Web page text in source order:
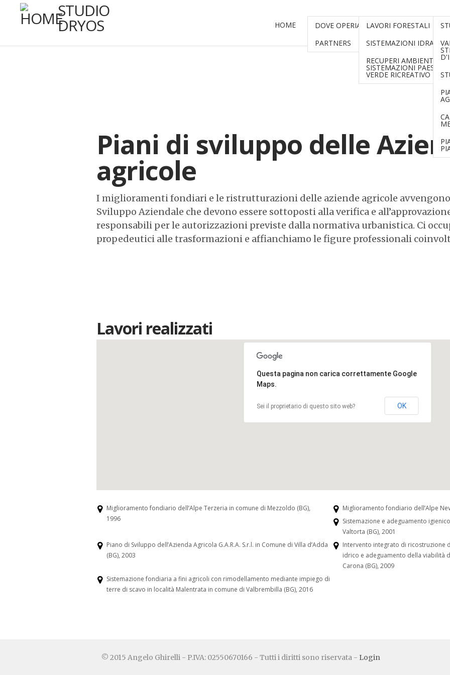
STUDIO
DRYOS HOME CHI SIAMO
DOVE OPERIAMO
PARTNERS
PROGETTAZIONE
LAVORI FORESTALI
SISTEMAZIONI
RECUPERI AMBIENTALI,
SISTEMAZIONI
VERDE RICREATIVO
Piani di sviluppo delle
agricole
I miglioramenti fondiari e le ristrutturazioni delle aziende agricole
Sviluppo Aziendale che devono essere sottoposti alla verifica e
responsabili per le autorizzazioni previste dalla normativa urbanistica. Ci
propedeutici alle trasformazioni e affianchiamo le figure professionali
Lavori realizzati
Questa pagina non carica correttamente Google
Maps.
Sei il proprietario di questo sito web? OK
Miglioramento fondiario dell’Alpe Terzeria in comune di Mezzoldo (BG),
1996
Miglioramento fondiario dell’Alpe
Sistemazione e adeguamento
Valtorta (BG), 2001
Piano di Sviluppo dell’Azienda Agricola G.A.R.A. S.r.l. in Comune di Villa d’Adda
(BG), 2003
Intervento integrato di ricostruzione
idrico e adeguamento della viabilità
Carona (BG), 2009
Sistemazione fondiaria a fini agricoli con rimodellamento mediante impiego di
terre di scavo in località Malentrata in comune di Valbrembilla (BG), 2016
© 2015 Angelo Ghirelli - P.IVA: 02550670166 - Tutti i diritti sono riservata - Login